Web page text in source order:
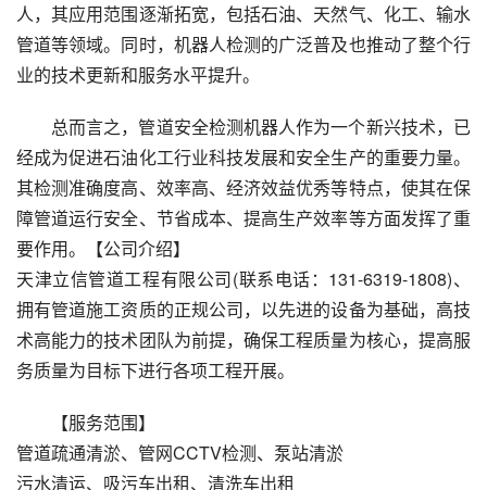
人，其应用范围逐渐拓宽，包括石油、天然气、化工、输水
管道等领域。同时，机器人检测的广泛普及也推动了整个行
业的技术更新和服务水平提升。
总而言之，管道安全检测机器人作为一个新兴技术，已
经成为促进石油化工行业科技发展和安全生产的重要力量。
其检测准确度高、效率高、经济效益优秀等特点，使其在保
障管道运行安全、节省成本、提高生产效率等方面发挥了重
要作用。【公司介绍】
天津立信管道工程有限公司(联系电话：131-6319-1808)、
拥有管道施工资质的正规公司，以先进的设备为基础，高技
术高能力的技术团队为前提，确保工程质量为核心，提高服
务质量为目标下进行各项工程开展。
【服务范围】
管道疏通清淤、管网CCTV检测、泵站清淤
污水清运、吸污车出租、清洗车出租